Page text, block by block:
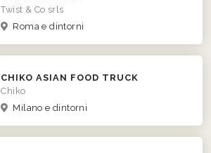
Twist & Co srls
Roma e dintorni
CHIKO ASIAN FOOD TRUCK
Chiko
Milano e dintorni